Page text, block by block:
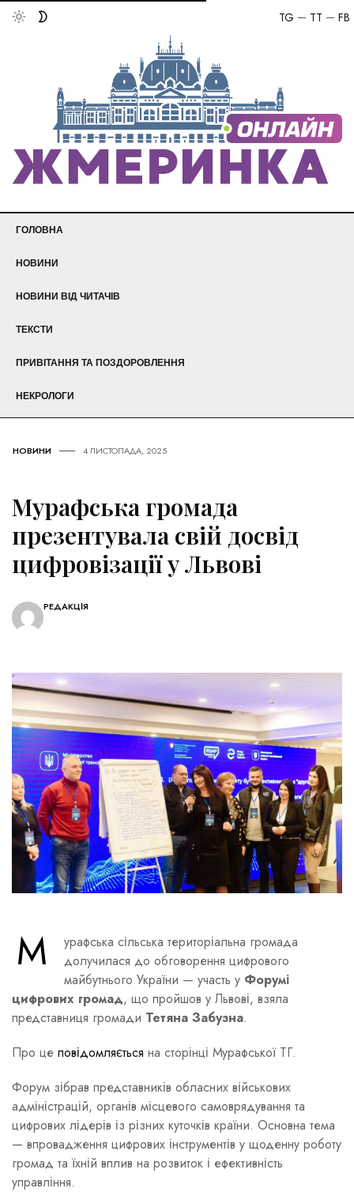
FB
TT
TG
ГОЛОВНА
НОВИНИ
НОВИНИ ВІД ЧИТАЧІВ
ТЕКСТИ
ПРИВІТАННЯ ТА ПОЗДОРОВЛЕННЯ
НЕКРОЛОГИ
НОВИНИ 4 ЛИСТОПАДА, 2025
Мурафська громада
презентувала свій досвід
цифровізації у Львові
РЕДАКЦІЯ
М
урафська сільська територіальна громада
долучилася до обговорення цифрового
майбутнього України — участь у Форумі
цифрових громад, що пройшов у Львові, взяла
представниця громади Тетяна Забузна.
Про це повідомляється на сторінці Мурафської ТГ.
Форум зібрав представників обласних військових
адміністрацій, органів місцевого самоврядування та
цифрових лідерів із різних куточків країни. Основна тема
— впровадження цифрових інструментів у щоденну роботу
громад та їхній вплив на розвиток і ефективність
управління.